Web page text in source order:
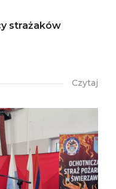
strażaków
Czytaj